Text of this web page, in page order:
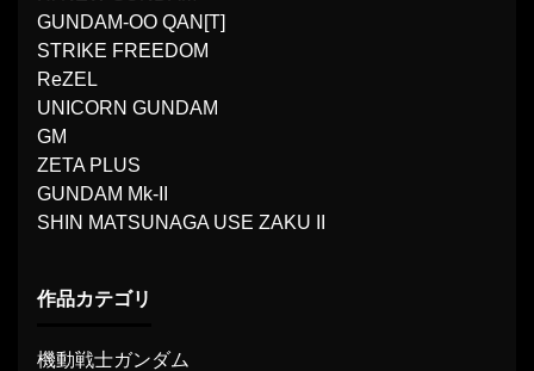
GUNDAM-OO QAN[T]
STRIKE FREEDOM
ReZEL
UNICORN GUNDAM
GM
ZETA PLUS
GUNDAM Mk-II
SHIN MATSUNAGA USE ZAKU II
作品カテゴリ
機動戦士ガンダム